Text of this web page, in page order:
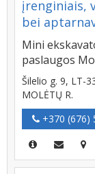
įrenginiais,
bei
Mini
paslaugos
Šilelio g. 9, LT-
MOLĖTŲ R.
+370 (676)